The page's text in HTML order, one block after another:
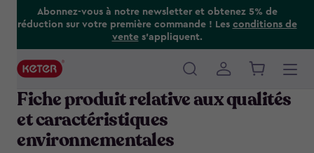
Abonnez-vous à notre newsletter et obtenez 5% de
réduction sur votre première commande ! Les conditions de
ventes’appliquent.
Main
navigation
Fiche produit relative aux qualités
et caractéristiques
environnementales